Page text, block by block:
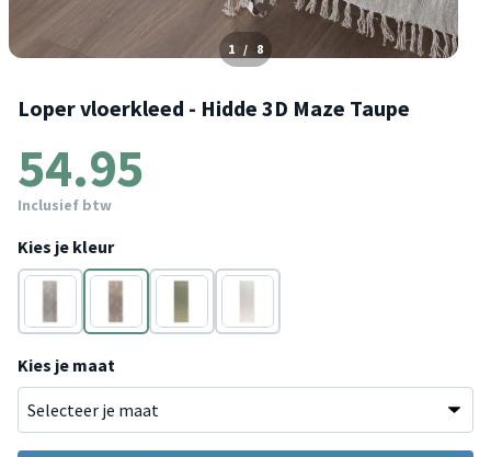
1 / 8
Loper vloerkleed - Hidde 3D Maze Taupe
54.95
Inclusief btw
Kies je kleur
Grijs Taupe Donkergroen
Wit
Kies je maat